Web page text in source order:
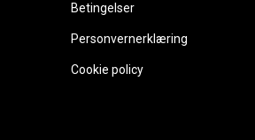
Betingelser
Personvernerklæring
Cookie policy